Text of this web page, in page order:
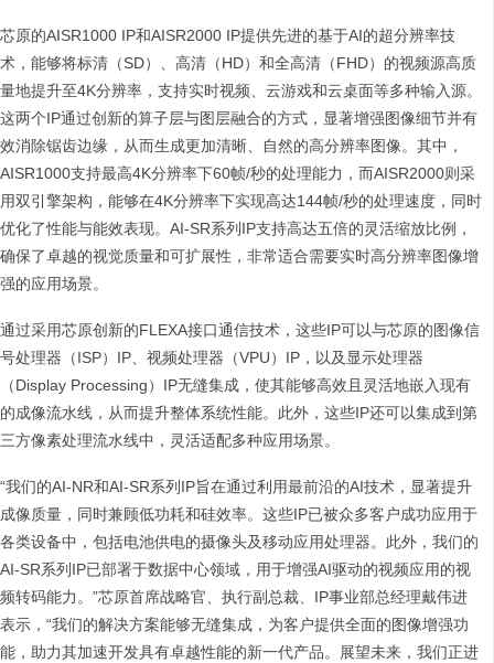
芯原的AISR1000 IP和AISR2000 IP提供先进的基于AI的超分辨率技
术，能够将标清（SD）、高清（HD）和全高清（FHD）的视频源高质
量地提升至4K分辨率，支持实时视频、云游戏和云桌面等多种输入源。
这两个IP通过创新的算子层与图层融合的方式，显著增强图像细节并有
效消除锯齿边缘，从而生成更加清晰、自然的高分辨率图像。其中，
AISR1000支持最高4K分辨率下60帧/秒的处理能力，而AISR2000则采
用双引擎架构，能够在4K分辨率下实现高达144帧/秒的处理速度，同时
优化了性能与能效表现。AI-SR系列IP支持高达五倍的灵活缩放比例，
确保了卓越的视觉质量和可扩展性，非常适合需要实时高分辨率图像增
强的应用场景。
通过采用芯原创新的FLEXA接口通信技术，这些IP可以与芯原的图像信
号处理器（ISP）IP、视频处理器（VPU）IP，以及显示处理器
（Display Processing）IP无缝集成，使其能够高效且灵活地嵌入现有
的成像流水线，从而提升整体系统性能。此外，这些IP还可以集成到第
三方像素处理流水线中，灵活适配多种应用场景。
“我们的AI-NR和AI-SR系列IP旨在通过利用最前沿的AI技术，显著提升
成像质量，同时兼顾低功耗和硅效率。这些IP已被众多客户成功应用于
各类设备中，包括电池供电的摄像头及移动应用处理器。此外，我们的
AI-SR系列IP已部署于数据中心领域，用于增强AI驱动的视频应用的视
频转码能力。”芯原首席战略官、执行副总裁、IP事业部总经理戴伟进
表示，“我们的解决方案能够无缝集成，为客户提供全面的图像增强功
能，助力其加速开发具有卓越性能的新一代产品。展望未来，我们正进